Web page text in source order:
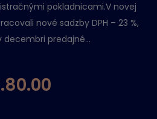
pokladnicami.V novej
nové sadzby DPH – 23 %,
decembri predajné...